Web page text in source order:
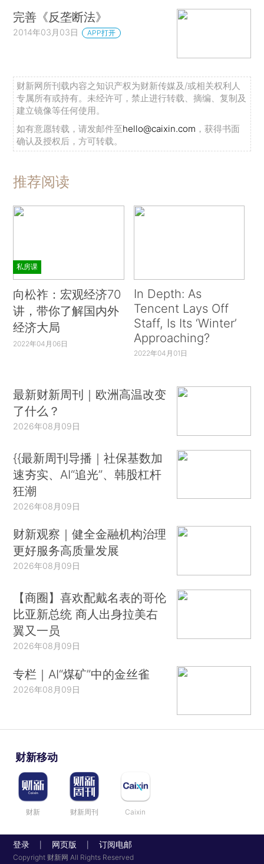
完善《反垄断法》
2014年03月03日 APP打开
财新网所刊载内容之知识产权为财新传媒及/或相关权利人
专属所有或持有。未经许可，禁止进行转载、摘编、复制及
建立镜像等任何使用。
如有意愿转载，请发邮件至hello@caixin.com ，获得书面
确认及授权后，方可转载。
推荐阅读
私房课
向松祚：宏观经济70
讲，带你了解国内外
经济大局
2022年04月06日
In Depth: As
Tencent Lays Off
Staff, Is Its ‘Winter’
Approaching?
2022年04月01日
最新财新周刊｜欧洲高温改变
了什么？
2026年08月09日
{{最新周刊导播｜社保基数加
速夯实、AI“追光”、韩股杠杆
狂潮
2026年08月09日
财新观察｜健全金融机构治理
更好服务高质量发展
2026年08月09日
【商圈】喜欢配戴名表的哥伦
比亚新总统 商人出身拉美右
翼又一员
2026年08月09日
专栏｜AI“煤矿”中的金丝雀
2026年08月09日
财新移动
财新 财新周刊 Caixin
登录 网页版 订阅电邮
Copyright 财新网 All Rights Reserved